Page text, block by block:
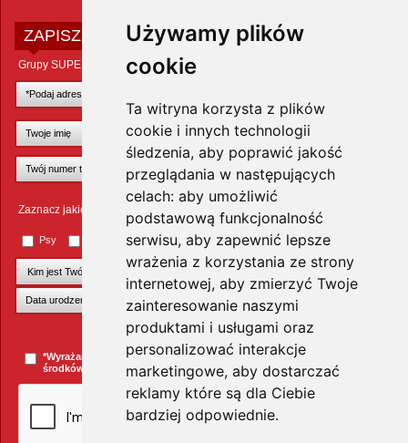
Używamy plików
cookie
Ta witryna korzysta z plików
cookie i innych technologii
śledzenia, aby poprawić jakość
przeglądania w następujących
celach: aby umożliwić
podstawową funkcjonalność
serwisu, aby zapewnić lepsze
wrażenia z korzystania ze strony
internetowej, aby zmierzyć Twoje
zainteresowanie naszymi
produktami i usługami oraz
personalizować interakcje
marketingowe, aby dostarczać
reklamy które są dla Ciebie
bardziej odpowiednie.
ZAPISZ SIĘ DO NEWSLETTERA
Grupy SUPER ZOO POLAND Sp. z o.o.
Zaznacz jakie zwierzęta Cię interesują
Psy Małe ssaki Ptaki Inne zwierzęta
+Dodaj kolejnego pupila
*Wyrażam zgodę na przesyłanie informacji handlowych za pomocą
środków komunikacji elektronicznej. więcej »